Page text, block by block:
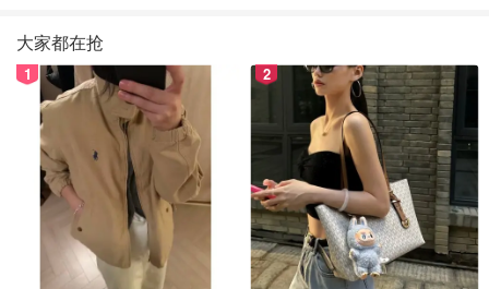
大家都在抢
1 2